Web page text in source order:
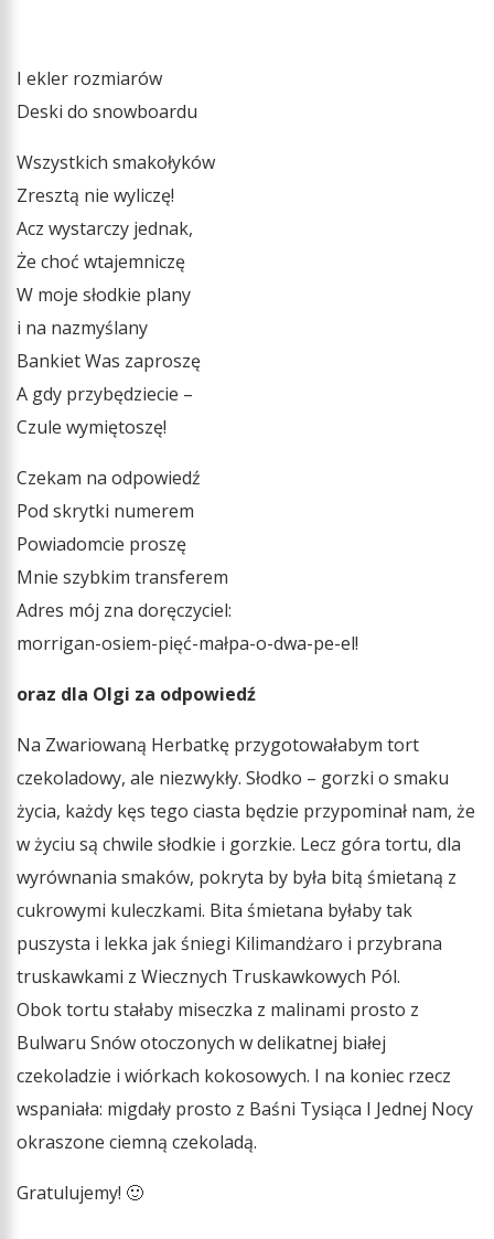
I ekler rozmiarów
Deski do snowboardu
Wszystkich smakołyków
Zresztą nie wyliczę!
Acz wystarczy jednak,
Że choć wtajemniczę
W moje słodkie plany
i na nazmyślany
Bankiet Was zaproszę
A gdy przybędziecie –
Czule wymiętoszę!
Czekam na odpowiedź
Pod skrytki numerem
Powiadomcie proszę
Mnie szybkim transferem
Adres mój zna doręczyciel:
morrigan-osiem-pięć-małpa-o-dwa-pe-el!
oraz dla Olgi za odpowiedź
Na Zwariowaną Herbatkę przygotowałabym tort
czekoladowy, ale niezwykły. Słodko – gorzki o smaku
życia, każdy kęs tego ciasta będzie przypominał nam, że
w życiu są chwile słodkie i gorzkie. Lecz góra tortu, dla
wyrównania smaków, pokryta by była bitą śmietaną z
cukrowymi kuleczkami. Bita śmietana byłaby tak
puszysta i lekka jak śniegi Kilimandżaro i przybrana
truskawkami z Wiecznych Truskawkowych Pól.
Obok tortu stałaby miseczka z malinami prosto z
Bulwaru Snów otoczonych w delikatnej białej
czekoladzie i wiórkach kokosowych. I na koniec rzecz
wspaniała: migdały prosto z Baśni Tysiąca I Jednej Nocy
okraszone ciemną czekoladą.
Gratulujemy! 🙂